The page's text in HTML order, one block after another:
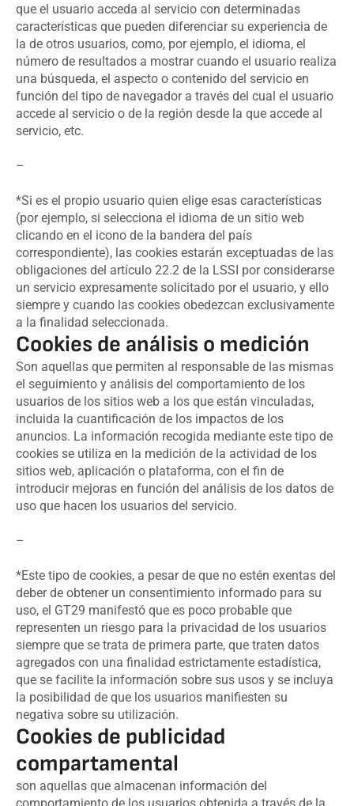
que el usuario acceda al servicio con determinadas
características que pueden diferenciar su experiencia de
la de otros usuarios, como, por ejemplo, el idioma, el
número de resultados a mostrar cuando el usuario realiza
una búsqueda, el aspecto o contenido del servicio en
función del tipo de navegador a través del cual el usuario
accede al servicio o de la región desde la que accede al
servicio, etc.
–
*Si es el propio usuario quien elige esas características
(por ejemplo, si selecciona el idioma de un sitio web
clicando en el icono de la bandera del país
correspondiente), las cookies estarán exceptuadas de las
obligaciones del artículo 22.2 de la LSSI por considerarse
un servicio expresamente solicitado por el usuario, y ello
siempre y cuando las cookies obedezcan exclusivamente
a la finalidad seleccionada.
Cookies de análisis o medición
Son aquellas que permiten al responsable de las mismas
el seguimiento y análisis del comportamiento de los
usuarios de los sitios web a los que están vinculadas,
incluida la cuantificación de los impactos de los
anuncios. La información recogida mediante este tipo de
cookies se utiliza en la medición de la actividad de los
sitios web, aplicación o plataforma, con el fin de
introducir mejoras en función del análisis de los datos de
uso que hacen los usuarios del servicio.
–
*Este tipo de cookies, a pesar de que no estén exentas del
deber de obtener un consentimiento informado para su
uso, el GT29 manifestó que es poco probable que
representen un riesgo para la privacidad de los usuarios
siempre que se trata de primera parte, que traten datos
agregados con una finalidad estrictamente estadística,
que se facilite la información sobre sus usos y se incluya
la posibilidad de que los usuarios manifiesten su
negativa sobre su utilización.
Cookies de publicidad
compartamental
son aquellas que almacenan información del